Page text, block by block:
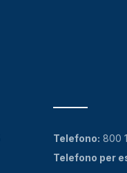
Telefono: 800
Telefono per